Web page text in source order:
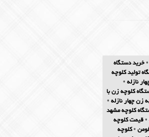
•خرید دستگاه
تولید کلوچه
نازله •
کلوچه زن با
زن چهار نازله •
کلوچه مشهد
•قیمت کلوچه
•کلوچه